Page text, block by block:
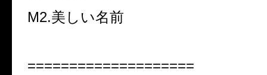
M2.美しい名前
====================